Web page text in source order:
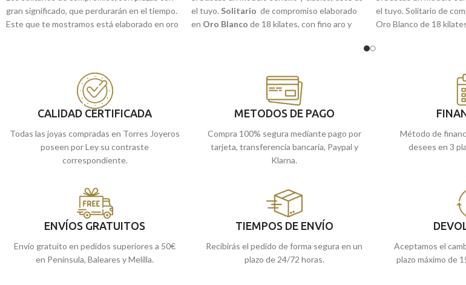
gran significado, que perdurarán en el tiempo.
Este que te mostramos está elaborado en oro
garantizado el ¡sí quiero! Descubre todos los
modelos que tenemos en nuestra web.
Recógelo en nuestras tiendas de Málaga, o
enviamos a casa.
el tuyo. Solitario de compromiso elaborado
en Oro Blanco de 18 kilates, con fino aro y
si lo prefieres, haz el pedido online y te lo
el tuyo. Solitario de
Oro Blanco de 18
si lo prefieres, haz el
CALIDAD CERTIFICADA
Todas las joyas compradas en Torres Joyeros
poseen por Ley su contraste
correspondiente.
METODOS DE PAGO
Compra 100% segura mediante pago por
tarjeta, transferencia bancaria, Paypal y
Klarna.
Método de
desees en 3
ENVÍOS GRATUITOS
Envío gratuito en pedidos superiores a 50€
en Península, Baleares y Melilla.
TIEMPOS DE ENVÍO
Recibirás el pedido de forma segura en un
plazo de 24/72 horas.
Aceptamos el
plazo máximo de